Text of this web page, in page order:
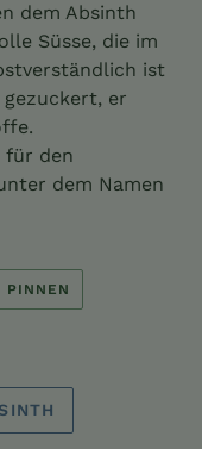
dem Absinth
Süsse, die im
ist
er
für den
dem Namen
PINNEN
PINNEN